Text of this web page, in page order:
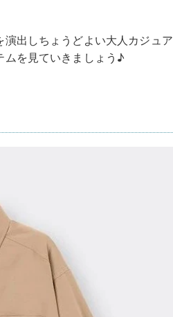
出しちょうどよい大人カジュア
ムを見ていきましょう♪